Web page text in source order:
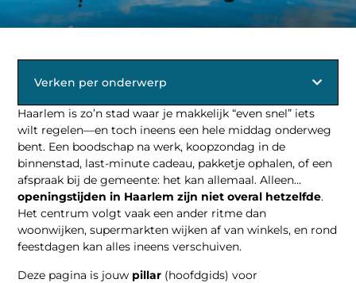
Haarlem is zo’n stad waar je makkelijk “even snel” iets
wilt regelen—en toch ineens een hele middag onderweg
bent. Een boodschap na werk, koopzondag in de
binnenstad, last-minute cadeau, pakketje ophalen, of een
afspraak bij de gemeente: het kan allemaal. Alleen…
openingstijden in Haarlem zijn niet overal hetzelfde.
Het centrum volgt vaak een ander ritme dan
woonwijken, supermarkten wijken af van winkels, en rond
feestdagen kan alles ineens verschuiven.
Deze pagina is jouw pillar (hoofdgids) voor
Verken per onderwerp